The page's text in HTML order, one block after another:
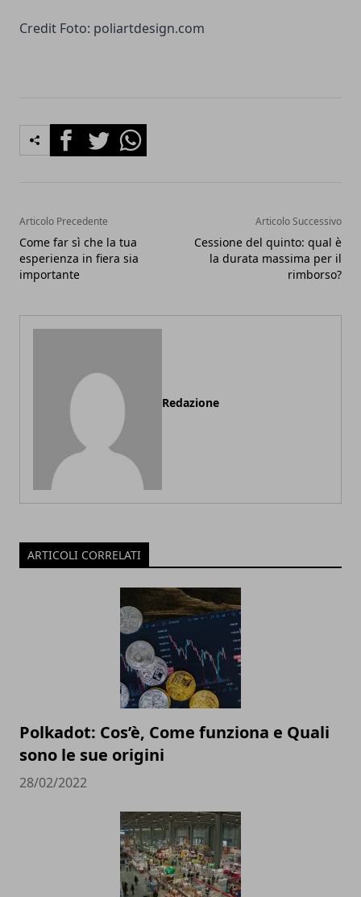
Credit Foto: poliartdesign.com
FacebookTwitterWhatsapp
Articolo Precedente
Come far sì che la tua
esperienza in fiera sia
importante
Articolo Successivo
Cessione del quinto: qual è
la durata massima per il
rimborso?
Redazione
ARTICOLI CORRELATI
Polkadot: Cos’è, Come funziona e Quali
sono le sue origini
28/02/2022